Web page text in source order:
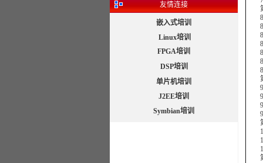
友情连接
嵌入式培训
Linux培训
FPGA培训
DSP培训
单片机培训
J2EE培训
Symbian培训
第8
8.1
8.5
8.6
第
9.3
第
第